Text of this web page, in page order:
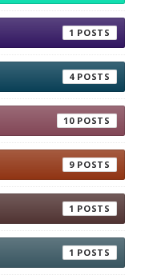
1
4
10
9
1
1